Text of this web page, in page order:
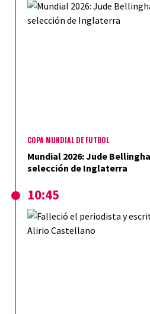
COPA MUNDIAL DE FÚTBOL
Mundial 2026: Jude
selección de Inglaterra
10:45